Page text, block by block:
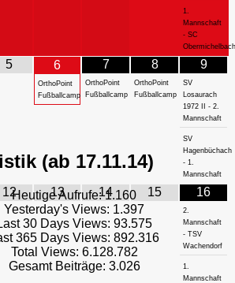
1.
Mannschaft
- SC
Obermichelbach
5 6
OrthoPoint
Fußballcamp
7
OrthoPoint
Fußballcamp
8
OrthoPoint
Fußballcamp
9
SV
Losaurach
1972 II - 2.
Mannschaft
SV
Hagenbüchach
- 1.
Mannschaft
12 13 14 15 16
2.
Mannschaft
- TSV
Wachendorf
1.
Mannschaft
(ab 17.11.14)
Heutige Aufrufe:1.160
Yesterday's Views: 1.397
30 Days Views: 93.575
365 Days Views: 892.316
Total Views: 6.128.782
Gesamt Beiträge: 3.026